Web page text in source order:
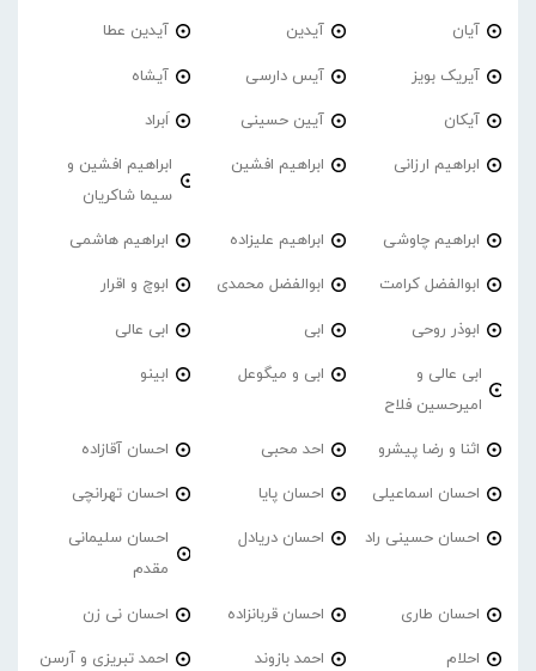
آیان آیدین آیدین عطا
آیریک بویز آیس دارسی آیشاه
آیکان آیین حسینی اَبراد
ابراهیم ارزانی ابراهیم افشین
ابراهیم افشین و
سیما شاکریان
ابراهیم چاوشی ابراهیم علیزاده ابراهیم هاشمی
ابوالفضل کرامت ابوالفضل محمدی ابوچ و اقرار
ابوذر روحی ابی ابی عالی
ابی عالی و
امیرحسین فلاح
ابی و میگوعل ابینو
اثنا و رضا پیشرو احد محبی احسان آقازاده
احسان اسماعیلی احسان پایا احسان تهرانچی
احسان حسینی راد احسان دریادل
احسان سلیمانی
مقدم
احسان طاری احسان قربانزاده احسان نی زن
احلام احمد بازوند احمد تبریزی و آرسن